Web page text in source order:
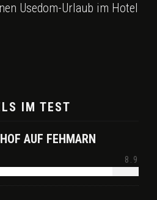
Usedom-Urlaub im Hotel
IM TEST
AUF FEHMARN
8.9